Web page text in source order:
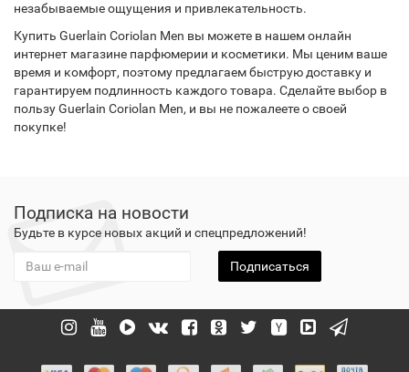
незабываемые ощущения и привлекательность.
Купить Guerlain Coriolan Men вы можете в нашем онлайн
интернет магазине парфюмерии и косметики. Мы ценим ваше
время и комфорт, поэтому предлагаем быструю доставку и
гарантируем подлинность каждого товара. Сделайте выбор в
пользу Guerlain Coriolan Men, и вы не пожалеете о своей
покупке!
Подписка на новости
Будьте в курсе новых акций и спецпредложений!
Подписаться